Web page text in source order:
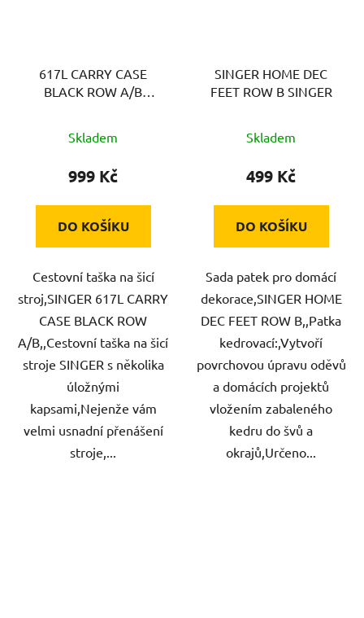
617L CARRY CASE
BLACK ROW A/B
Skladem
999 Kč
DO KOŠÍKU
Cestovní taška na šicí
stroj,SINGER 617L CARRY
CASE BLACK ROW
A/B,,Cestovní taška na šicí
stroje SINGER s několika
úložnými
kapsami,Nejenže vám
velmi usnadní přenášení
stroje,...
SINGER HOME DEC
FEET ROW B SINGER
Skladem
499 Kč
DO KOŠÍKU
Sada patek pro domácí
dekorace,SINGER HOME
DEC FEET ROW B,,Patka
kedrovací:,Vytvoří
povrchovou úpravu oděvů
a domácích projektů
vložením zabaleného
kedru do švů a
okrajů,Určeno...